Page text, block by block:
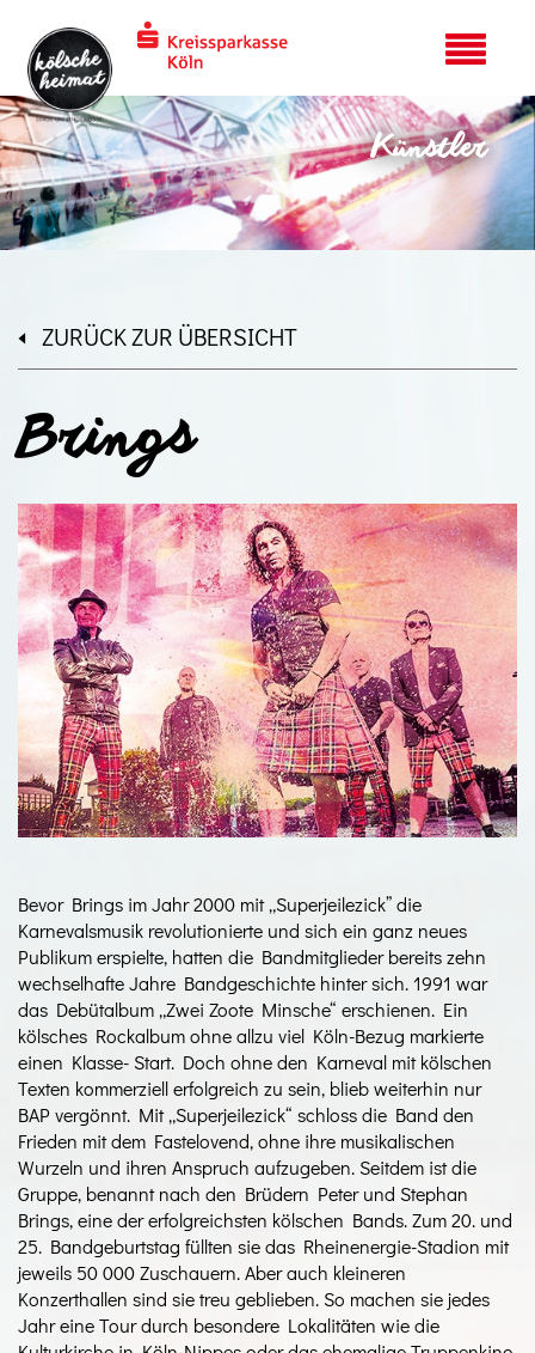
Künstler
ZURÜCK ZUR ÜBERSICHT
Brings
Bevor Brings im Jahr 2000 mit „Superjeilezick” die
Karnevalsmusik revolutionierte und sich ein ganz neues
Publikum erspielte, hatten die Bandmitglieder bereits zehn
wechselhafte Jahre Bandgeschichte hinter sich. 1991 war
das Debütalbum „Zwei Zoote Minsche“ erschienen. Ein
kölsches Rockalbum ohne allzu viel Köln-Bezug markierte
einen Klasse- Start. Doch ohne den Karneval mit kölschen
Texten kommerziell erfolgreich zu sein, blieb weiterhin nur
BAP vergönnt. Mit „Superjeilezick“ schloss die Band den
Frieden mit dem Fastelovend, ohne ihre musikalischen
Wurzeln und ihren Anspruch aufzugeben. Seitdem ist die
Gruppe, benannt nach den Brüdern Peter und Stephan
Brings, eine der erfolgreichsten kölschen Bands. Zum 20. und
25. Bandgeburtstag füllten sie das Rheinenergie-Stadion mit
jeweils 50 000 Zuschauern. Aber auch kleineren
Konzerthallen sind sie treu geblieben. So machen sie jedes
Jahr eine Tour durch besondere Lokalitäten wie die